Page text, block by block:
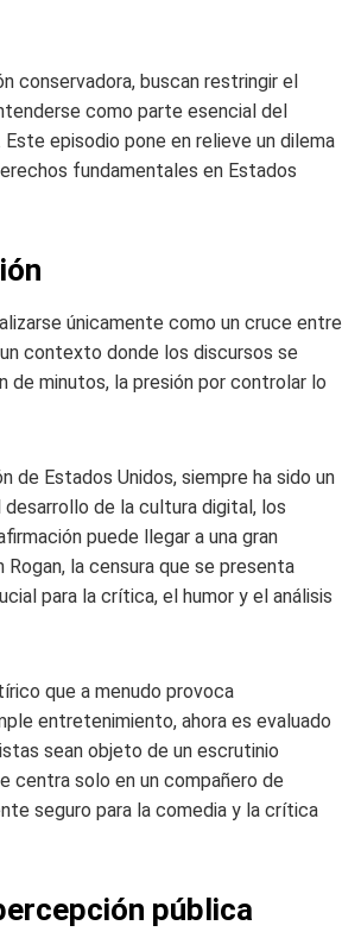
conservadora, buscan restringir el
como parte esencial del
episodio pone en relieve un dilema
fundamentales en Estados
únicamente como un cruce entre
contexto donde los discursos se
de minutos, la presión por controlar lo
de Estados Unidos, siempre ha sido un
de la cultura digital, los
puede llegar a una gran
la censura que se presenta
para la crítica, el humor y el análisis
que a menudo provoca
entretenimiento, ahora es evaluado
sean objeto de un escrutinio
centra solo en un compañero de
seguro para la comedia y la crítica
pública